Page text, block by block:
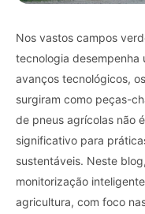
Nos vastos campos
tecnologia desempenha
avanços tecnológicos,
surgiram como peças-
de pneus agrícolas não
significativo para
sustentáveis. Neste
monitorização
agricultura, com foco